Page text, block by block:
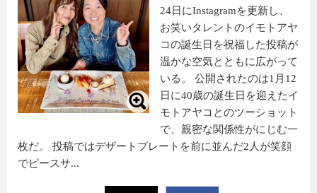
24日にInstagramを更新し、
お笑いタレントのイモトアヤ
コの誕生日を祝福した投稿が
温かな空気とともに広がって
いる。 公開されたのは1月12
日に40歳の誕生日を迎えたイ
モトアヤコとのツーショット
で、親密な関係性がにじむ一
枚だ。 投稿ではデザートプレートを前に並んだ2人が笑顔
でピースサ...